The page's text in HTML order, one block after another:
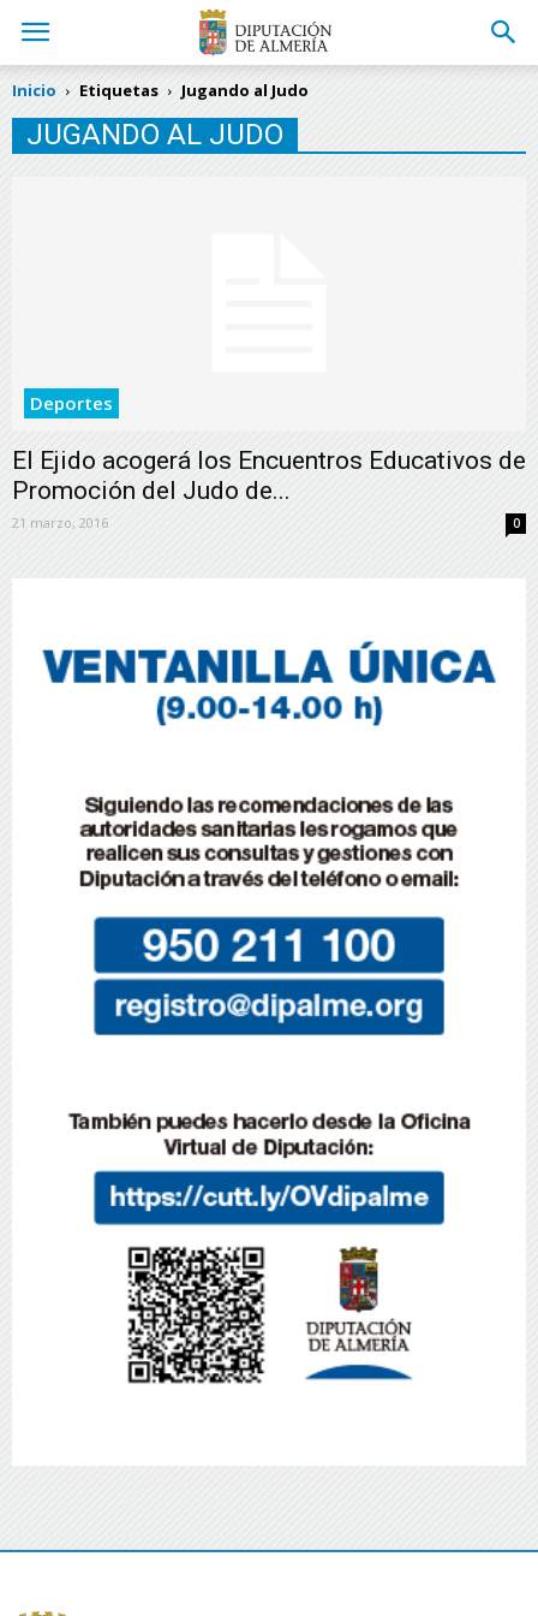
Inicio Etiquetas Jugando al Judo
JUGANDO AL JUDO
Deportes
El Ejido acogerá los Encuentros Educativos de
Promoción del Judo de...
21 marzo, 2016 0